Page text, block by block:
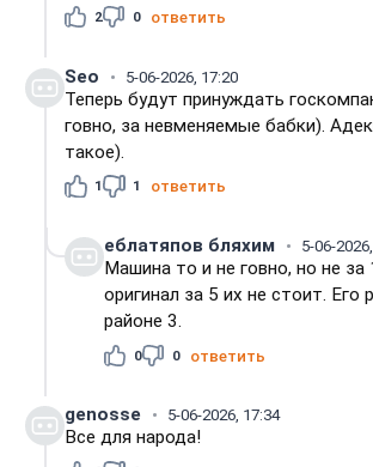
2 0 ответить
Seo 5-06-2026, 17:20
Теперь будут принуждать
говно, за невменяемые бабки).
такое).
1 1 ответить
еблатяпов бляхим 5-06-
Машина то и не говно, но не
оригинал за 5 их не стоит. Его
районе 3.
0 0 ответить
genosse 5-06-2026, 17:34
Все для народа!